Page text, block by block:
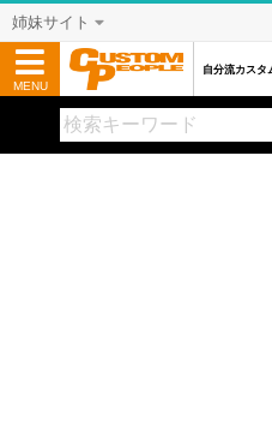
姉妹サイト
MENU
自分流カスタ